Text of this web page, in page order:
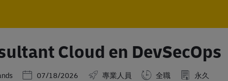
Cloud en DevSecOps
Posted Date
07/18/2026 專業人員 全職
永久